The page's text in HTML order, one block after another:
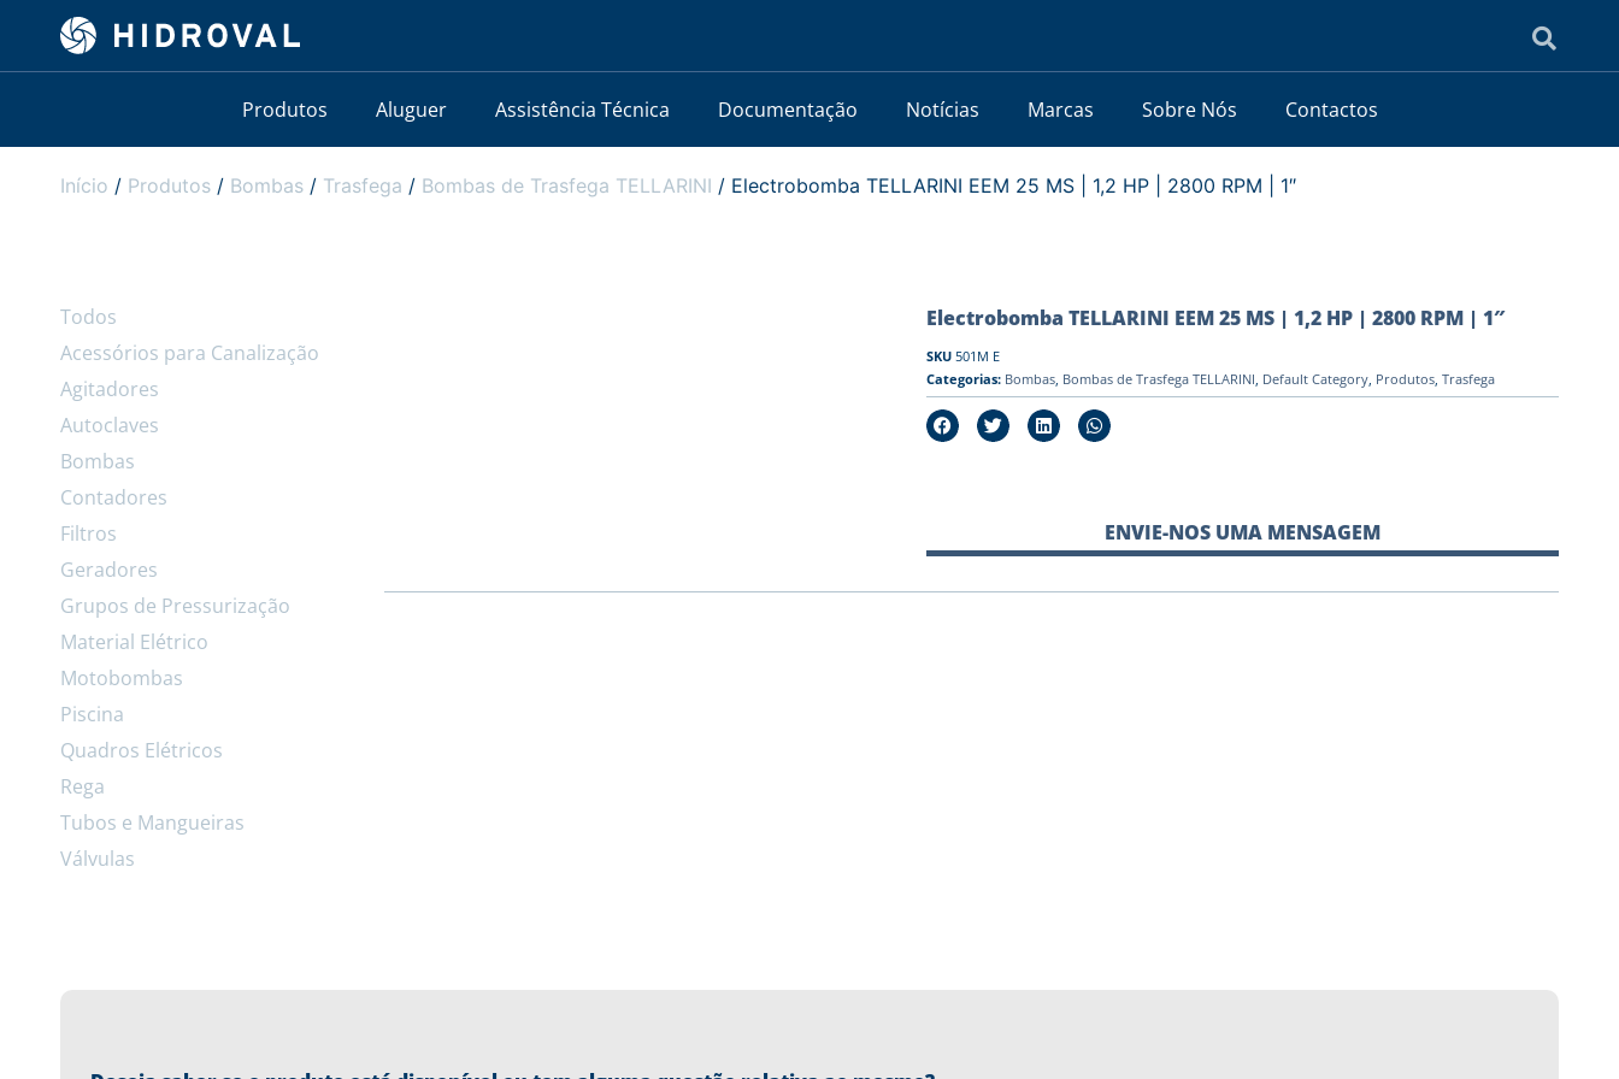
Produtos Aluguer Assistência Técnica Documentação Notícias Marcas Sobre Nós Contactos
Início / Produtos / Bombas / Trasfega / Bombas de Trasfega TELLARINI / Electrobomba TELLARINI EEM 25 MS | 1,2 HP | 2800 RPM | 1″
Todos
Acessórios para Canalização
Agitadores
Autoclaves
Bombas
Contadores
Filtros
Geradores
Grupos de Pressurização
Material Elétrico
Motobombas
Piscina
Quadros Elétricos
Rega
Tubos e Mangueiras
Válvulas
Electrobomba TELLARINI EEM 25 MS | 1,2 HP | 2800 RPM | 1″
SKU 501M E
Categorias: Bombas, Bombas de Trasfega TELLARINI Default Category, Produtos, Trasfega
ENVIE-NOS UMA MENSAGEM